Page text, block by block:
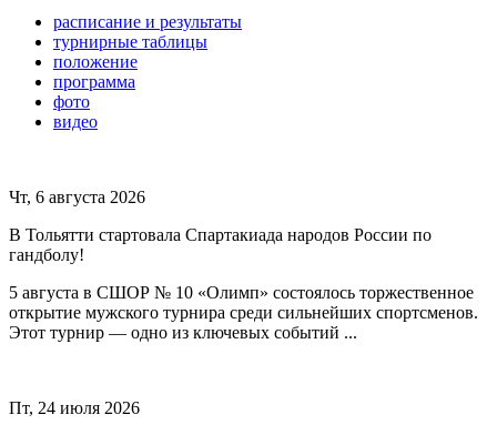
расписание и результаты
турнирные таблицы
положение
программа
фoтo
видео
Чт, 6 августа 2026
В Тольятти стартовала Спартакиада народов России по
гандболу!
5 августа в СШОР № 10 «Олимп» состоялось торжественное
открытие мужского турнира среди сильнейших спортсменов.
Этот турнир — одно из ключевых событий ...
Пт, 24 июля 2026